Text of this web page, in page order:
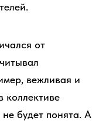
от
вежливая и
коллективе
будет понята. А